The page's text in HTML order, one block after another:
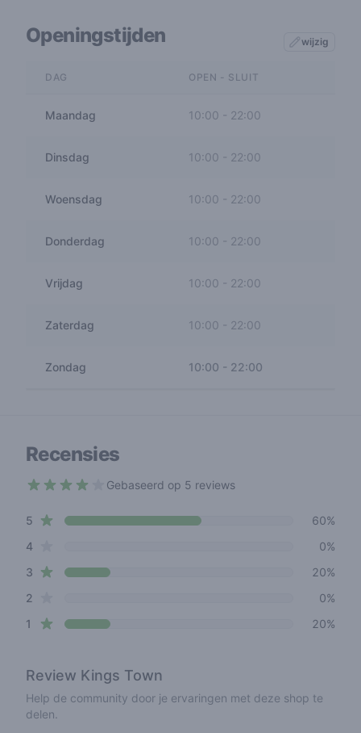
Openingstijden wijzig
DAG OPEN - SLUIT
Maandag 10:00 - 22:00
Dinsdag 10:00 22:00
Woensdag 10:00 - 22:00
Donderdag 10:00 22:00
Vrijdag 10:00 - 22:00
Zaterdag 10:00 22:00
Zondag 10:00 - 22:00
Recensies
Gebaseerd op 5 reviews
Review data
5 star reviews
60%
4star reviews
0%
3 star reviews
20%
2
0%
1 star reviews 20%
Review Kings Town
Help de community door je ervaringen met deze shop te
delen.